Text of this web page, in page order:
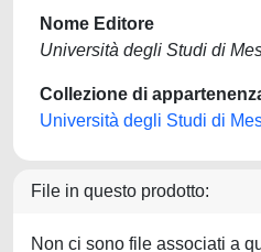
Nome Editore
Università degli Studi di
Collezione di
Università degli Studi di
File in questo prodotto:
Non ci sono file associati a